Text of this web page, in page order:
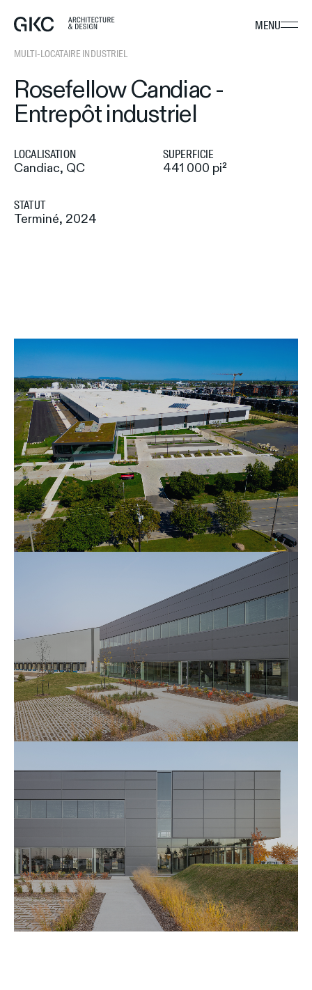
Retour à la page d'accueil de GKC Architecture & Design
Ouvrir
le
MENU
MULTI-LOCATAIRE INDUSTRIEL
Rosefellow Candiac -
Entrepôt industriel
LOCALISATION
Candiac, QC
SUPERFICIE
441 000 pi²
STATUT
Terminé, 2024